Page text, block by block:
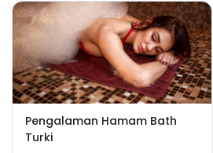
Pengalaman Hamam Bath
Turki